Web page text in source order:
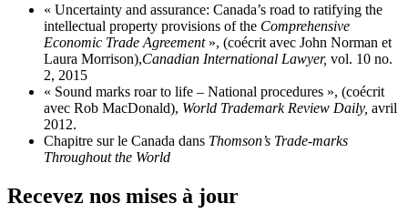
« Uncertainty and assurance: Canada’s road to ratifying the
intellectual property provisions of the Comprehensive
Economic Trade Agreement», (coécrit avec John Norman et
Laura Morrison),Canadian International Lawyer, vol. 10 no.
2, 2015
« Sound marks roar to life – National procedures », (coécrit
avec Rob MacDonald), World Trademark Review Daily, avril
2012.
Chapitre sur le Canada dans Thomson’s Trade-marks
Throughout the World
Recevez nos mises à jour